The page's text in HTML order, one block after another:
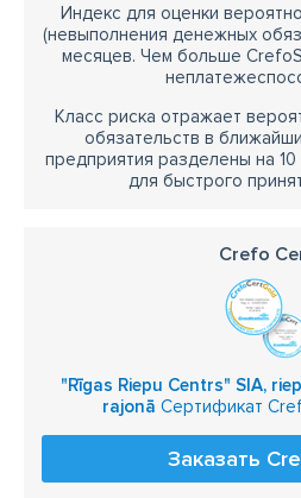
Индекс для оценки
(невыполнения денежных
месяцев. Чем больше
Класс риска отражает
обязательств в
предприятия разделены на
для быстрого
Crefo
"Rīgas Riepu Centrs" SIA,
rajonā Сертификат
Заказать